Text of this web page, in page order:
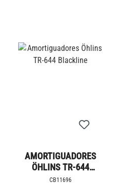
AMORTIGUADORES
ÖHLINS TR-644
BLACKLINE
CB11696